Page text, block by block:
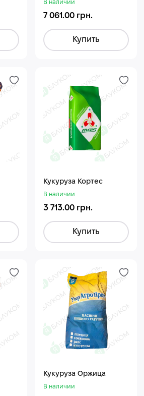
В наличии
7 061.00 грн.
Купить
Кукуруза Кортес
В наличии
3 713.00 грн.
Купить
Кукуруза Оржица
В наличии